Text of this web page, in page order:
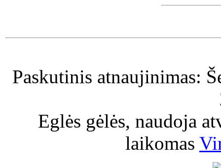
Paskutinis atnaujinimas:
Eglės gėlės, naudoja
laikomas